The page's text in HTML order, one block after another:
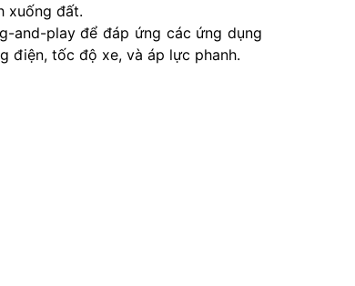
xuống đất.
and-play để đáp ứng các ứng dụng
điện, tốc độ xe, và áp lực phanh.